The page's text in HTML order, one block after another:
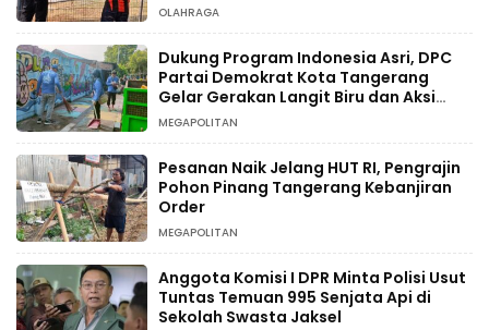
OLAHRAGA
Dukung Program Indonesia Asri, DPC
Partai Demokrat Kota Tangerang
Gelar Gerakan Langit Biru dan Aksi
Tanam Pohon
MEGAPOLITAN
Pesanan Naik Jelang HUT RI, Pengrajin
Pohon Pinang Tangerang Kebanjiran
Order
MEGAPOLITAN
Anggota Komisi I DPR Minta Polisi Usut
Tuntas Temuan 995 Senjata Api di
Sekolah Swasta Jaksel